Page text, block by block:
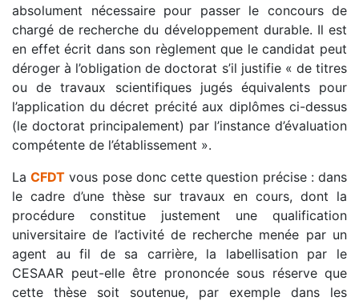
absolument nécessaire pour passer le concours de
chargé de recherche du développement durable. Il est
en effet écrit dans son règlement que le candidat peut
déroger à l’obligation de doctorat s’il justifie « de titres
ou de travaux scientifiques jugés équivalents pour
l’application du décret précité aux diplômes ci-dessus
(le doctorat principalement) par l’instance d’évaluation
compétente de l’établissement ».
LaCFDT vous pose donc cette question précise : dans
le cadre d’une thèse sur travaux en cours, dont la
procédure constitue justement une qualification
universitaire de l’activité de recherche menée par un
agent au fil de sa carrière, la labellisation par le
CESAAR peut-elle être prononcée sous réserve que
cette thèse soit soutenue, par exemple dans les